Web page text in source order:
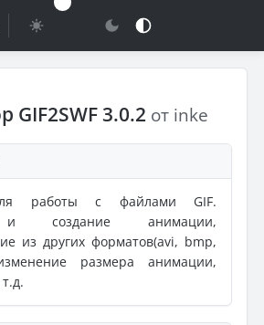
GIF2SWF 3.0.2 от inke
работы с файлами GIF.
и создание анимации,
из других форматов(avi, bmp,
размера анимации,